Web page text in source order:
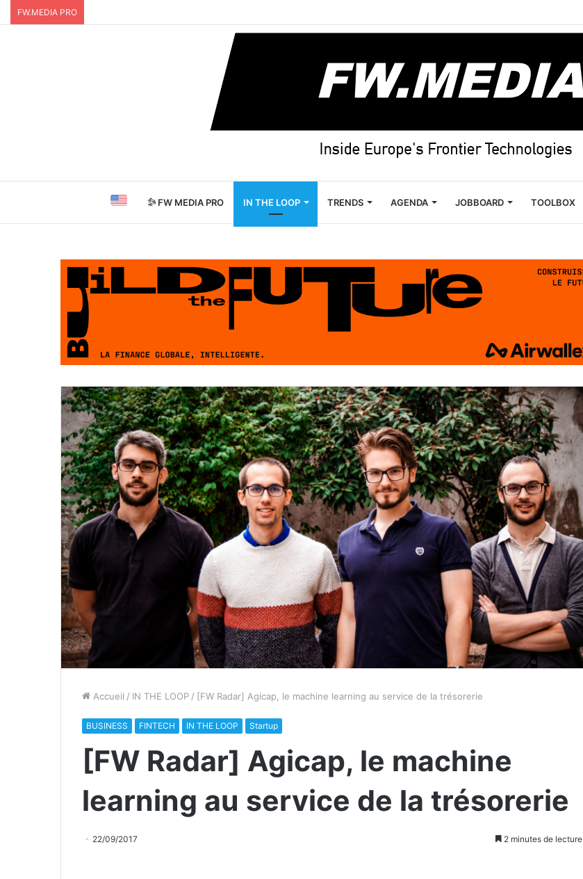
FW.MEDIA PRO
FW MEDIA PRO IN THE LOOP TRENDS AGENDA JOBBOARD TOOLBOX
Accueil / IN THE LOOP / [FW Radar] Agicap, le machine learning au service de la trésorerie
BUSINESS FINTECH IN THE LOOP Startup
[FW Radar] Agicap, le machine
learning au service de la trésorerie
22/09/2017 2 minutes de lecture